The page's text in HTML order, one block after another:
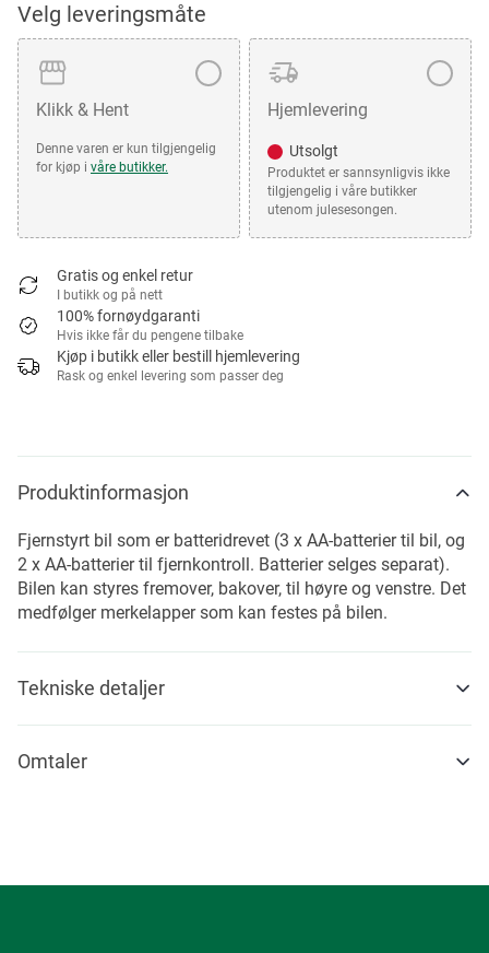
Velg leveringsmåte
Klikk & Hent
Denne varen er kun tilgjengelig
for kjøp i våre butikker.
Hjemlevering
Utsolgt
Produktet er sannsynligvis ikke
tilgjengelig i våre butikker
utenom julesesongen.
Gratis og enkel retur
I butikk og på nett
100% fornøydgaranti
Hvis ikke får du pengene tilbake
Kjøp i butikk eller bestill hjemlevering
Rask og enkel levering som passer deg
Produktinformasjon
Fjernstyrt bil som er batteridrevet (3 x AA-batterier til bil, og
2 x AA-batterier til fjernkontroll. Batterier selges separat).
Bilen kan styres fremover, bakover, til høyre og venstre. Det
medfølger merkelapper som kan festes på bilen.
Tekniske detaljer
Omtaler